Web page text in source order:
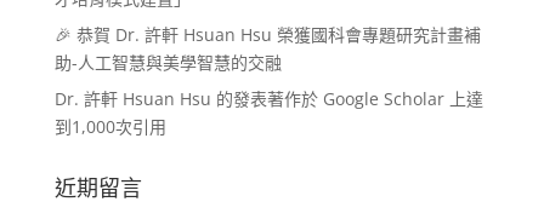
🎉 恭賀 Dr. 許軒 Hsuan Hsu 榮獲國科會專題研究計畫補
助-人工智慧與美學智慧的交融
Dr. 許軒 Hsuan Hsu 的發表著作於 Google Scholar 上達
到1,000次引用
近期留言